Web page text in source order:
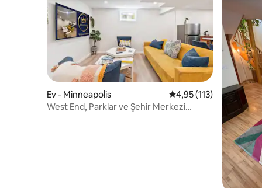
Ev - Minneapolis 5 üzerinden ortalama
4,95 (113)
West End, Parklar ve Şehir Merkezi